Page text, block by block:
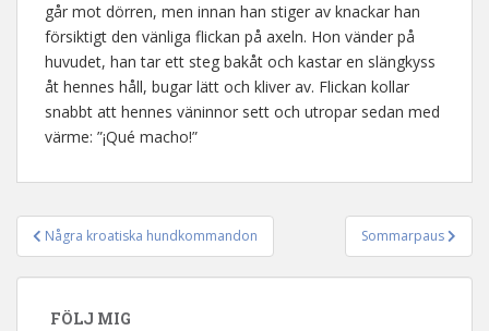
går mot dörren, men innan han stiger av knackar han
försiktigt den vänliga flickan på axeln. Hon vänder på
huvudet, han tar ett steg bakåt och kastar en slängkyss
åt hennes håll, bugar lätt och kliver av. Flickan kollar
snabbt att hennes väninnor sett och utropar sedan med
värme: ”¡Qué macho!”
Inläggsnavigering
Några kroatiska hundkommandon Sommarpaus
FÖLJ MIG